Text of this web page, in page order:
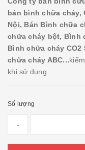
bán bình chữa cháy,
Nội, Bán Bình chữa
chữa cháy bột, Bình
Bình chữa cháy CO2
chữa cháy ABC...
khi sử dụng.
Số lượng
-